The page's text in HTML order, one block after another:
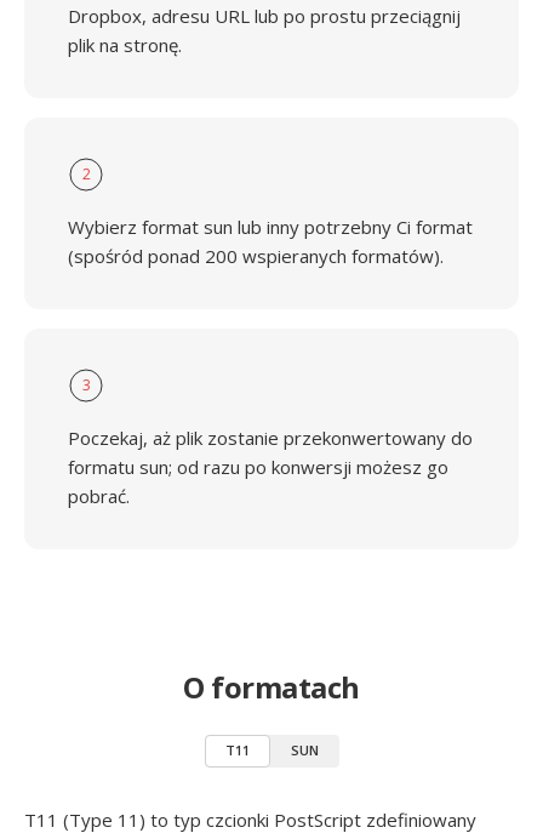
Dropbox, adresu URL lub po prostu przeciągnij
plik na stronę.
2
Wybierz format sun lub inny potrzebny Ci format
(spośród ponad 200 wspieranych formatów).
3
Poczekaj, aż plik zostanie przekonwertowany do
formatu sun; od razu po konwersji możesz go
pobrać.
O formatach
T11 SUN
T11 (Type 11) to typ czcionki PostScript zdefiniowany